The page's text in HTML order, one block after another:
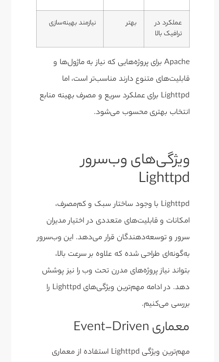
عملکرد در
ترافیک بالا
بهتر نیازمند بهینه‌سازی
Apache برای پروژه‌هایی که نیاز به ماژول‌ها و
قابلیت‌های متنوع دارند مناسب‌تر است، اما
Lighttpd برای عملکرد سریع و مصرف بهینه منابع
انتخاب بهتری محسوب می‌شود.
ویژگی‌های وب‌سرور
Lighttpd
Lighttpd با وجود ساختار سبک و کم‌مصرف،
امکانات و قابلیت‌های متعددی در اختیار مدیران
سرور و توسعه‌دهندگان قرار می‌دهد. این وب‌سرور
به‌گونه‌ای طراحی شده که علاوه بر سرعت بالا،
بتواند نیاز پروژه‌های مدرن تحت وب را نیز پوشش
دهد. در ادامه مهم‌ترین ویژگی‌های Lighttpd را
بررسی می‌کنیم.
معماری Event-Driven
مهم‌ترین ویژگی Lighttpd استفاده از معماری